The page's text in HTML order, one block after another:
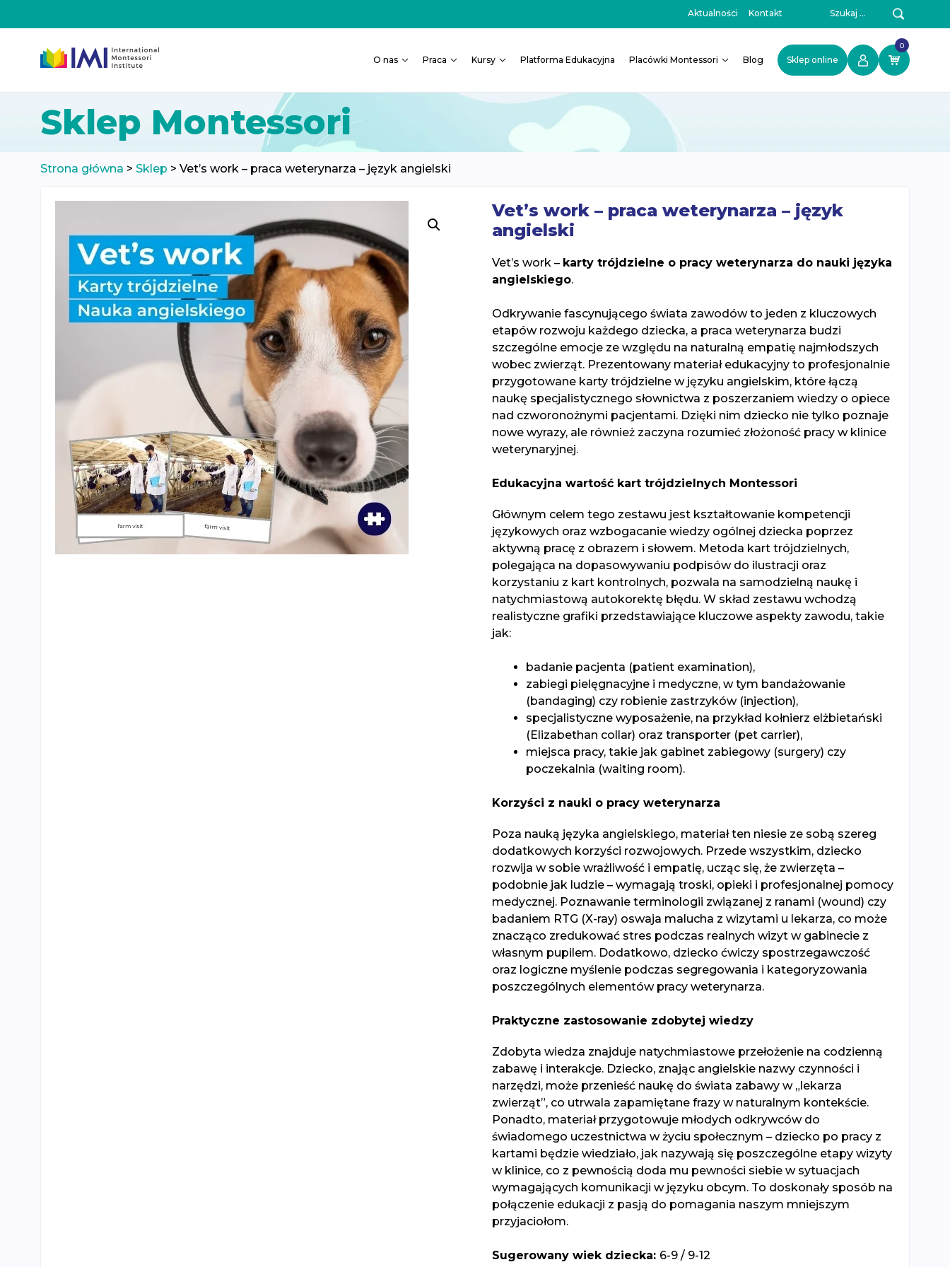
Aktualności Kontakt
O nas Praca Kursy Platforma Edukacyjna Placówki Montessori Blog Sklep online
0
Sklep Montessori
Strona główna > Sklep > Vet’s work – praca weterynarza – język angielski
Vet’s work – praca weterynarza – język
angielski
Vet’s work – karty trójdzielne o pracy weterynarza do nauki języka
angielskiego.
Odkrywanie fascynującego świata zawodów to jeden z kluczowych
etapów rozwoju każdego dziecka, a praca weterynarza budzi
szczególne emocje ze względu na naturalną empatię najmłodszych
wobec zwierząt. Prezentowany materiał edukacyjny to profesjonalnie
przygotowane karty trójdzielne w języku angielskim, które łączą
naukę specjalistycznego słownictwa z poszerzaniem wiedzy o opiece
nad czworonożnymi pacjentami. Dzięki nim dziecko nie tylko poznaje
nowe wyrazy, ale również zaczyna rozumieć złożoność pracy w klinice
weterynaryjnej.
Edukacyjna wartość kart trójdzielnych Montessori
Głównym celem tego zestawu jest kształtowanie kompetencji
językowych oraz wzbogacanie wiedzy ogólnej dziecka poprzez
aktywną pracę z obrazem i słowem. Metoda kart trójdzielnych,
polegająca na dopasowywaniu podpisów do ilustracji oraz
korzystaniu z kart kontrolnych, pozwala na samodzielną naukę i
natychmiastową autokorektę błędu. W skład zestawu wchodzą
realistyczne grafiki przedstawiające kluczowe aspekty zawodu, takie
jak:
badanie pacjenta (patient examination),
zabiegi pielęgnacyjne i medyczne, w tym bandażowanie
(bandaging) czy robienie zastrzyków (injection),
specjalistyczne wyposażenie, na przykład kołnierz elżbietański
(Elizabethan collar) oraz transporter (pet carrier),
miejsca pracy, takie jak gabinet zabiegowy (surgery) czy
poczekalnia (waiting room).
Korzyści z nauki o pracy weterynarza
Poza nauką języka angielskiego, materiał ten niesie ze sobą szereg
dodatkowych korzyści rozwojowych. Przede wszystkim, dziecko
rozwija w sobie wrażliwość i empatię, ucząc się, że zwierzęta –
podobnie jak ludzie – wymagają troski, opieki i profesjonalnej pomocy
medycznej. Poznawanie terminologii związanej z ranami (wound) czy
badaniem RTG (X-ray) oswaja malucha z wizytami u lekarza, co może
znacząco zredukować stres podczas realnych wizyt w gabinecie z
własnym pupilem. Dodatkowo, dziecko ćwiczy spostrzegawczość
oraz logiczne myślenie podczas segregowania i kategoryzowania
poszczególnych elementów pracy weterynarza.
Praktyczne zastosowanie zdobytej wiedzy
Zdobyta wiedza znajduje natychmiastowe przełożenie na codzienną
zabawę i interakcje. Dziecko, znając angielskie nazwy czynności i
narzędzi, może przenieść naukę do świata zabawy w „lekarza
zwierząt”, co utrwala zapamiętane frazy w naturalnym kontekście.
Ponadto, materiał przygotowuje młodych odkrywców do
świadomego uczestnictwa w życiu społecznym – dziecko po pracy z
kartami będzie wiedziało, jak nazywają się poszczególne etapy wizyty
w klinice, co z pewnością doda mu pewności siebie w sytuacjach
wymagających komunikacji w języku obcym. To doskonały sposób na
połączenie edukacji z pasją do pomagania naszym mniejszym
przyjaciołom.
Sugerowany wiek dziecka: 6-9 / 9-12